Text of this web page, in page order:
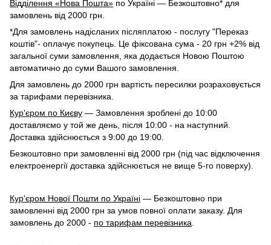
Відділення «Нова Пошта» по Україні — Безкоштовно* для
замовлень від 2000 грн.
*Для замовлень надісланих післяплатою - послугу "Переказ
коштів"- оплачує покупець. Це фіксована сума - 20 грн +2% від
загальної суми замовлення, яка додається Новою Поштою
автоматично до суми Вашого замовлення.
Для замовлень до 2000 грн вартість пересилки розраховується
за тарифами перевізника.
Кур'єром по Києву — Замовлення зроблені до 10:00
доставляємо у той же день, після 10:00 - на наступний.
Доставка здійснюється з 9:00 до 19:00.
Безкоштовно при замовленні від 2000 грн (під час відключення
електроенергії доставка здійснюється не вище 5-го поверху).
Кур'єром Нової Пошти по Україні — Безкоштовно при
замовленні від 2000 грн за умов повної оплати заказу. Для
замовлень до 2000 - по тарифам перевізника